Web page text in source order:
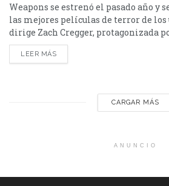
Weapons se estrenó el pasado año y
las mejores películas de terror de
dirige Zach Cregger, protagonizada
Brolin, Amy Madigan, entre otros. La
desaparición cuenta la historia de
LEER MÁS
CARGAR MÁS
ANUNCIO